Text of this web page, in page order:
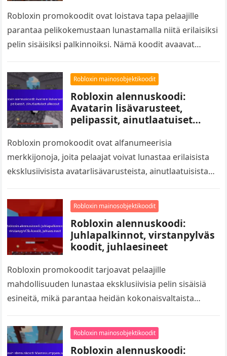
Robloxin promokoodit ovat loistava tapa pelaajille
parantaa pelikokemustaan lunastamalla niitä erilaisiksi
pelin sisäisiksi palkinnoiksi. Nämä koodit avaavat
mukauttamiseen, tarjoavat pelin sisäistä valuuttaa ja…
Robloxin mainosobjektikoodit
Robloxin alennuskoodi:
Avatarin lisävarusteet,
pelipassit, ainutlaatuiset
Robloxin promokoodit ovat alfanumeerisia
merkkijonoja, joita pelaajat voivat lunastaa erilaisista
eksklusiivisista avatarlisävarusteista, ainutlaatuisista
pelaajille mahdollisuuden parantaa pelikokemustaan
mukauttamalla avatarinsa ilmaisilla esineillä,…
Robloxin mainosobjektikoodit
Robloxin alennuskoodi:
Juhlapalkinnot, virstanpylväs
koodit, juhlaesineet
Robloxin promokoodit tarjoavat pelaajille
mahdollisuuden lunastaa eksklusiivisia pelin sisäisiä
esineitä, mikä parantaa heidän kokonaisvaltaista
merkkipaalukoodeja julkaistaan usein merkittävien
tapahtumien aikana, tarjoten ainutlaatuisia
Robloxin mainosobjektikoodit
Robloxin alennuskoodi: